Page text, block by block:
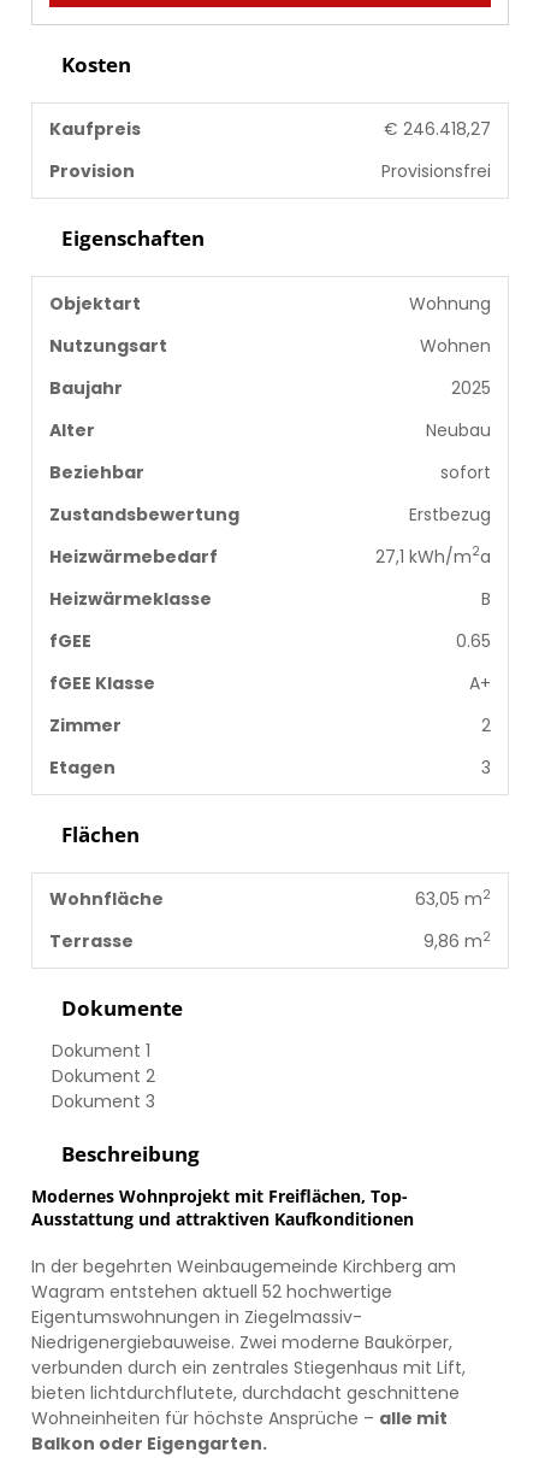
Beschreibung
Modernes Wohnprojekt mit Freiflächen, Top-
Ausstattung und attraktiven Kaufkonditionen
In der begehrten Weinbaugemeinde Kirchberg am
Wagram entstehen aktuell 52 hochwertige
Eigentumswohnungen in Ziegelmassiv-
Niedrigenergiebauweise. Zwei moderne Baukörper,
verbunden durch ein zentrales Stiegenhaus mit Lift,
bieten lichtdurchflutete, durchdacht geschnittene
Wohneinheiten für höchste Ansprüche – alle mit
Balkon oder Eigengarten.
Kosten
Kaufpreis
€ 246.418,27
Provision
Provisionsfrei
Eigenschaften
Objektart
Wohnung
Nutzungsart
Wohnen
Baujahr
2025
Alter
Neubau
Beziehbar
sofort
Zustandsbewertung
Erstbezug
Heizwärmebedarf
27,1 kWh/m2a
Heizwärmeklasse
B
fGEE
0.65
fGEE Klasse
A+
Zimmer
2
Etagen
3
Flächen
Wohnfläche 63,05 m2
Terrasse 9,86 m2
Dokumente
Dokument 1
Dokument 2
Dokument 3